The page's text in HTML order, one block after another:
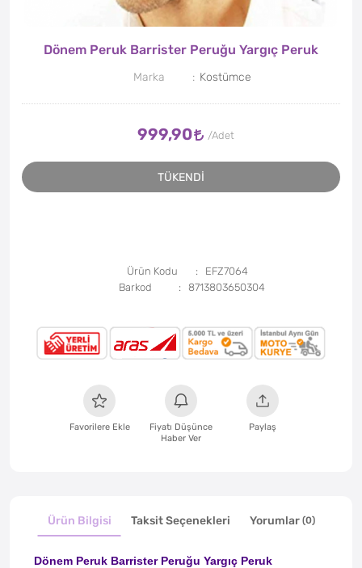
Dönem Peruk Barrister Peruğu Yargıç Peruk
Marka Kostümce
999,90
TÜKENDİ
Ürün Kodu
EFZ7064
Barkod
8713803650304
Favorilere Ekle
Fiyatı Düşünce
Haber Ver
Paylaş
Ürün Bilgisi Taksit Seçenekleri Yorumlar (0)
Dönem Peruk Barrister Peruğu Yargıç Peruk